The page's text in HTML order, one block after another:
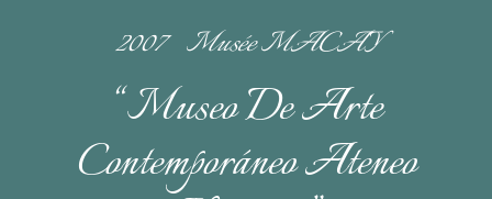
2007 Musée MACAY
“Museo De Arte
Contemporáneo Ateneo